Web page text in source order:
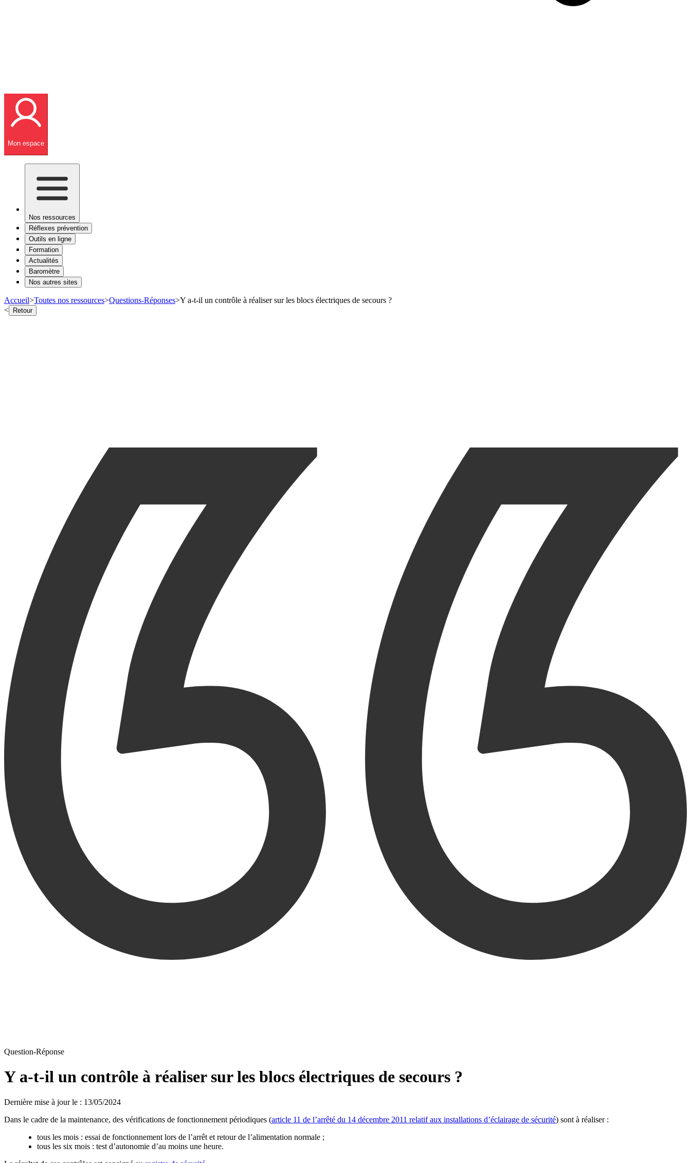
Mon espace
Nos ressources
Réflexes prévention
Outils en ligne
Formation
Actualités
Baromètre
Nos autres sites
Accueil>Toutes nos ressources>Questions-Réponses>Y a-t-il un contrôle à réaliser sur les blocs électriques de secours ?
< Retour
Question-Réponse
Y a-t-il un contrôle à réaliser sur les blocs électriques de secours ?
Dernière mise à jour le : 13/05/2024
Dans le cadre de la maintenance, des vérifications de fonctionnement périodiques (article 11 de l’arrêté du 14 décembre 2011 relatif aux installations d’éclairage de sécurité) sont à réaliser :
tous les mois : essai de fonctionnement lors de l’arrêt et retour de l’alimentation normale ;
tous les six mois : test d’autonomie d’au moins une heure.